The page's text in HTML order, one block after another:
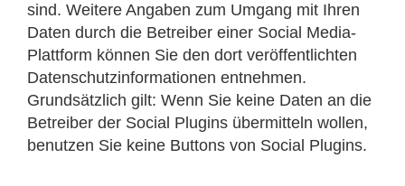
sind. Weitere Angaben zum Umgang mit Ihren
Daten durch die Betreiber einer Social Media-
Plattform können Sie den dort veröffentlichten
Datenschutzinformationen entnehmen.
Grundsätzlich gilt: Wenn Sie keine Daten an die
Betreiber der Social Plugins übermitteln wollen,
benutzen Sie keine Buttons von Social Plugins.